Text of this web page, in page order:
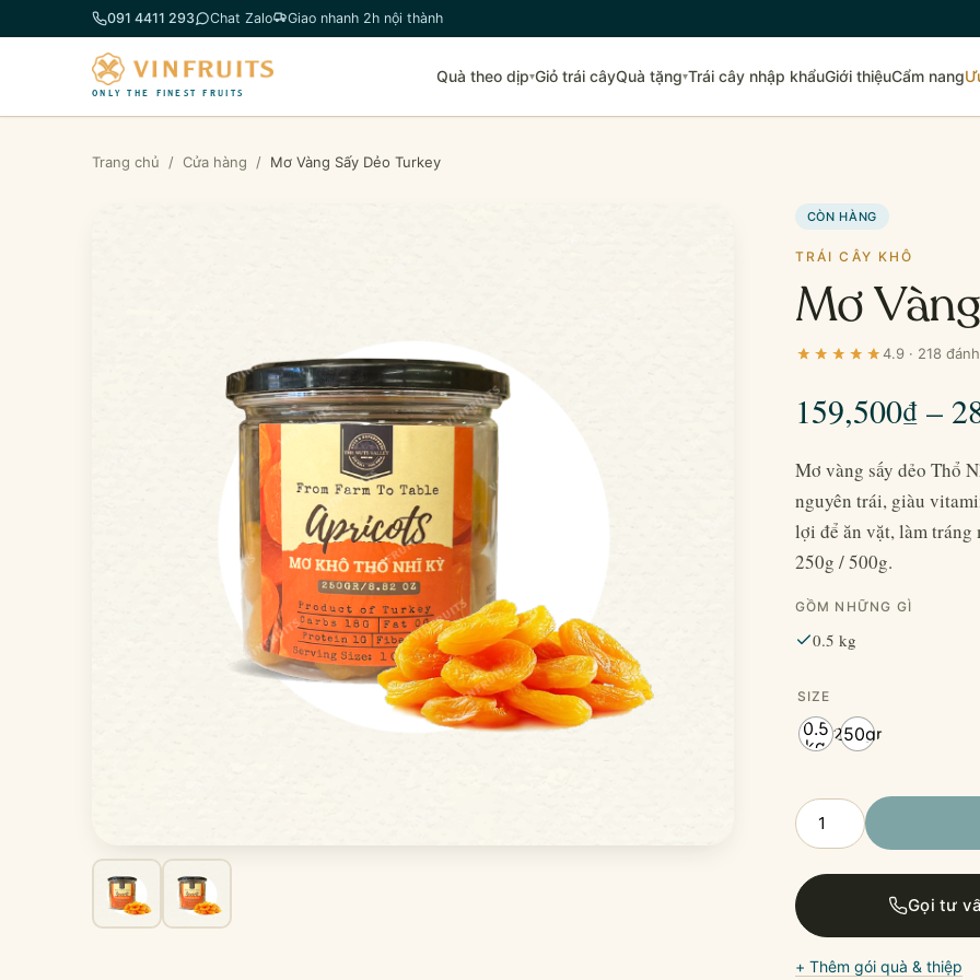
đến
dung
091 4411 293 Chat Zalo Giao nhanh 2h nội thành
ONLY THE FINEST FRUITS
Quà theo dịp▾Giỏ trái câyQuà tặng▾Trái cây nhập khẩuGiới thiệuCẩm nang
Trang chủ / Cửa hàng / Mơ Vàng Sấy Dẻo Turkey
CÒN HÀNG
TRÁI CÂY KHÔ
Mơ
4.9 · 218
159,500₫ –
Mơ vàng sấy dẻo Thổ
nguyên trái, giàu
lợi để ăn vặt, làm tráng
250g / 500g.
GỒM NHỮNG GÌ
0.5 kg
SIZE
0.5
kg
250gr
Mơ
Vàng
Dẻo
Turkey
số
lượng
Gọi tư
+ Thêm gói quà & thiệp